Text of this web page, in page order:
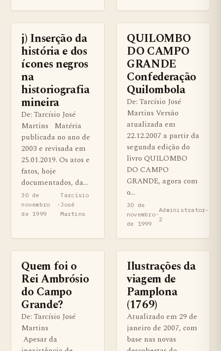
BENS QUILOMBOLAS MATERIAS E IMATERIAIS
j) Inserção da
história e dos
ícones negros
na
historiografia
mineira
De: Tarcísio José
Martins Matéria
publicada no ano de
2003 e revisada em
25.01.2019. Os atos e
fatos, hoje
documentados, da…
30 de
novembro
de 1999
·
Tarcísio
José
Martins
BENS QUILOMBOLAS
QUILOMBO
DO CAMPO
GRANDE
Confederação
Quilombola
De: Tarcísio José
Martins Versão
atualizada em
22.12.2007 a partir da
segunda edição do
livro QUILOMBO
DO CAMPO
GRANDE, agora com
o…
30 de
novembro
de 1999
·
Administrator-
2
ARTIGOS
Quem foi o
Rei Ambrósio
do Campo
Grande?
De: Tarcísio José
Martins
Apesar da
Ilustrações da
viagem de
Pamplona
(1769)
Atualizado em 29 de
janeiro de 2007, com
base nas novas